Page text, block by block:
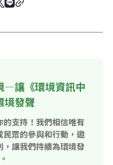
—讓《環境資訊中
境發聲
的支持！我們相信唯有
眾的參與和行動，邀
讓我們持續為環境發